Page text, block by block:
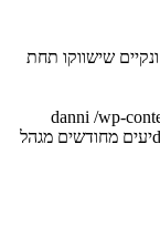
שישווקו תחת
danni /wp-
יעים מחודשים מגהל